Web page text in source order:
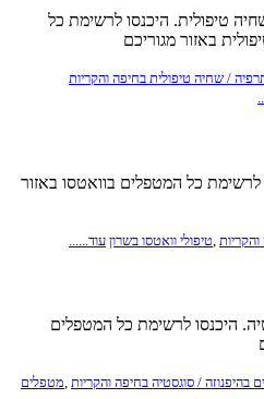
טיפולית. היכנסו לרשימת כל
באזור מגוריכם
/ שחיה טיפולית בחיפה והקריות
כל המטפלים בוואטסו באזור
טיפולי וואטסו בשרון עוד......
היכנסו לרשימת כל המטפלים
בהיפנוזה / סוגסטיה בחיפה והקריות,מטפלים